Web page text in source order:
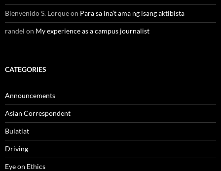
Bienvenido S. Lorqueon Para sa ina’t ama ng isang aktibista
randel on My experience as a campus journalist
CATEGORIES
Announcements
Asian Correspondent
Bulatlat
Driving
Eye on Ethics